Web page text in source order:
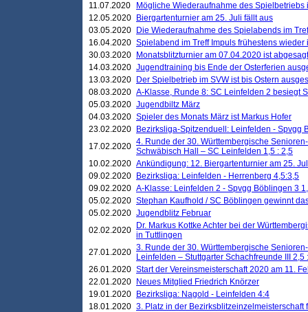
11.07.2020
Mögliche Wiederaufnahme des Spielbetriebs
12.05.2020
Biergartenturnier am 25. Juli fällt aus
03.05.2020
Die Wiederaufnahme des Spielabends im
16.04.2020 Spielabend im Treff Impuls frühestens wieder
30.03.2020
Monatsblitzturnier am 07.04.2020 ist abgesagt
14.03.2020 Jugendtraining bis Ende der Osterferien
13.03.2020
Der Spielbetrieb im SVW ist bis Ostern
08.03.2020 A-Klasse, Runde 8: SC Leinfelden 2 besiegt
05.03.2020 Jugendbiltz März
04.03.2020 Spieler des Monats März ist Markus Hofer
23.02.2020
Bezirksliga-Spitzenduell: Leinfelden - Spvgg
17.02.2020 4. Runde der 30. Württembergische
Schwäbisch Hall – SC Leinfelden 1,5 : 2,5
10.02.2020 Ankündigung: 12. Biergartenturnier am 25.
09.02.2020
Bezirksliga: Leinfelden - Herrenberg 4,5:3,5
09.02.2020 A-Klasse: Leinfelden 2 - Spvgg Böblingen 3
05.02.2020 Stephan Kaufhold / SC Böblingen gewinnt
05.02.2020 Jugendblitz Februar
02.02.2020
Dr. Markus Kottke Achter bei der
in Tuttlingen
27.01.2020 3. Runde der 30. Württembergische
Leinfelden – Stuttgarter Schachfreunde III 2,5
26.01.2020 Start der Vereinsmeisterschaft 2020 am 11.
22.01.2020
Neues Mitglied Friedrich Knörzer
19.01.2020
Bezirksliga: Nagold - Leinfelden 4:4
18.01.2020 3. Platz in der Bezirksblitzeinzelmeisterschaft